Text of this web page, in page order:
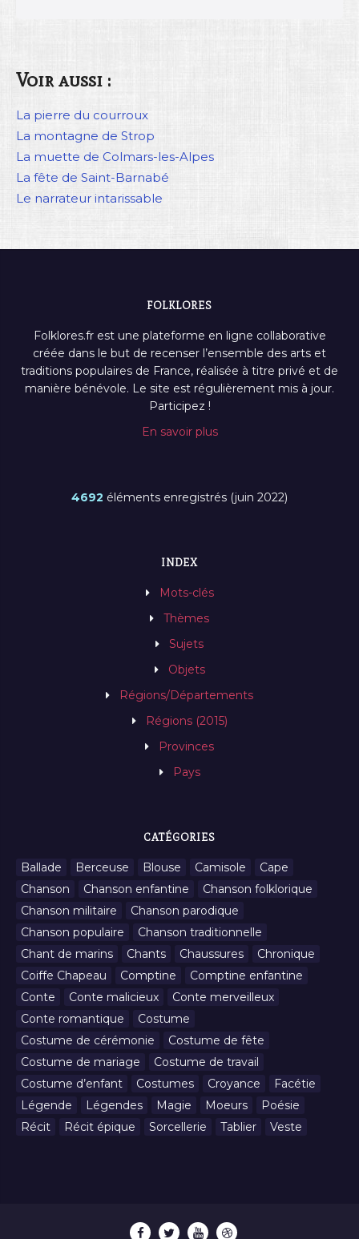
Voir aussi :
La pierre du courroux
La montagne de Strop
La muette de Colmars-les-Alpes
La fête de Saint-Barnabé
Le narrateur intarissable
FOLKLORES
Folklores.fr est une plateforme en ligne collaborative
créée dans le but de recenser l’ensemble des arts et
traditions populaires de France, réalisée à titre privé et de
manière bénévole. Le site est régulièrement mis à jour.
Participez !
En savoir plus
4692 éléments enregistrés (juin 2022)
INDEX
Mots-clés
Thèmes
Sujets
Objets
Régions/Départements
Régions (2015)
Provinces
Pays
CATÉGORIES
Ballade Berceuse Blouse Camisole
Cape
Chanson
Chanson enfantine
Chanson folklorique
Chanson militaire
Chanson parodique
Chanson populaire
Chanson traditionnelle
Chant de marins
Chants Chaussures
Chronique
Coiffe Chapeau
Comptine
Comptine enfantine
Conte
Conte malicieux
Conte merveilleux
Conte romantique
Costume
Costume de cérémonie
Costume de fête
Costume de mariage
Costume de travail
Costume d’enfant
Costumes Croyance
Facétie
Légende
Légendes Magie Moeurs
Poésie
Récit
Récit épique Sorcellerie Tablier Veste